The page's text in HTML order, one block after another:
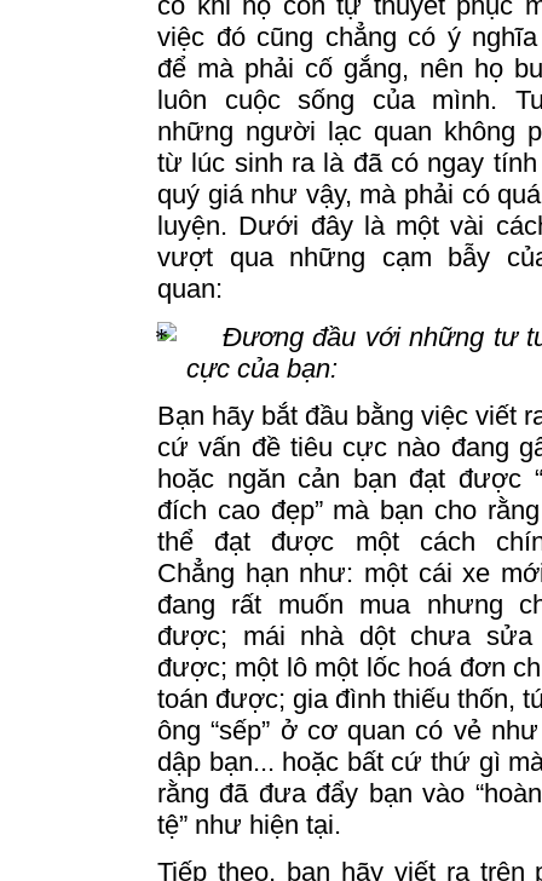
việc đó cũng chẳng có ý
để mà phải cố gắng, nên họ
luôn cuộc sống của mình.
những người lạc quan không
từ lúc sinh ra là đã có ngay
quý giá như vậy, mà phải có
luyện. Dưới đây là một vài
vượt qua những cạm bẫy
quan:
Đương đầu với những tư
cực của bạn:
Bạn hãy bắt đầu bằng việc viết
cứ vấn đề tiêu cực nào đang
hoặc ngăn cản bạn đạt được
đích cao đẹp” mà bạn cho
thể đạt được một cách
Chẳng hạn như: một cái xe
đang rất muốn mua nhưng
được; mái nhà dột chưa sửa
được; một lô một lốc hoá đơn
toán được; gia đình thiếu thốn,
ông “sếp” ở cơ quan có vẻ
dập bạn... hoặc bất cứ thứ gì
rằng đã đưa đẩy bạn vào
tệ” như hiện tại.
Tiếp theo, bạn hãy viết ra trên